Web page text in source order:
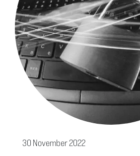
30 November 2022